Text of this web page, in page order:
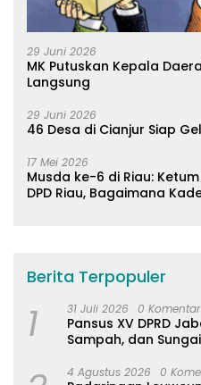
29 Juni 2026
MK Putuskan Kepala
Langsung
29 Juni 2026
46 Desa di Cianjur Siap
17 Mei 2026
Musda ke-6 di Riau:
DPD Riau, Bagaimana
Berita Terpopuler
1 31 Juli 2026 0 Komentar
Pansus XV DPRD
Sampah, dan
4 Agustus 2026 0